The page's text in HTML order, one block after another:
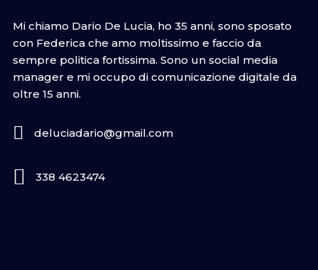
Mi chiamo Dario De Lucia, ho 35 anni, sono sposato
con Federica che amo moltissimo e faccio da
sempre politica fortissima. Sono un social media
manager e mi occupo di comunicazione digitale da
oltre 15 anni.
deluciadario@gmail.com
338 4623474